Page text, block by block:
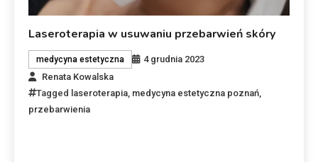
Laseroterapia w usuwaniu przebarwień skóry
medycyna estetyczna
4 grudnia 2023
Renata Kowalska
Tagged laseroterapia, medycyna estetyczna poznań,
przebarwienia